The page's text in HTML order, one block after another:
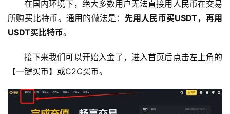
在国内环境下，绝大多数用户无法直接用人民币在交易
所购买比特币。通用的做法是： 先用人民币买USDT，再用
USDT买比特币。
接下来我们可以开始入金了，进入首页后点击左上角的
【一键买币】或C2C买币。